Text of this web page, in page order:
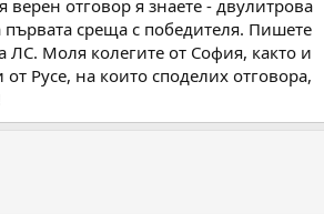
верен отговор я знаете - двулитрова
среща с победителя. Пишете
ЛС. Моля колегите от София, както и
Русе, на които споделих отговора,